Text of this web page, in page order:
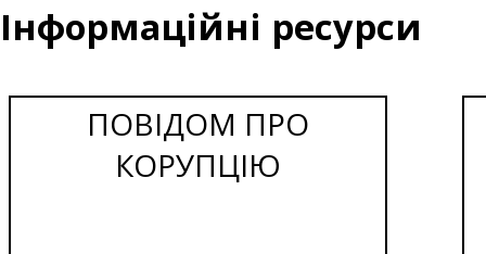
Інформаційні ресурси
ПОВІДОМ ПРО
КОРУПЦІЮ